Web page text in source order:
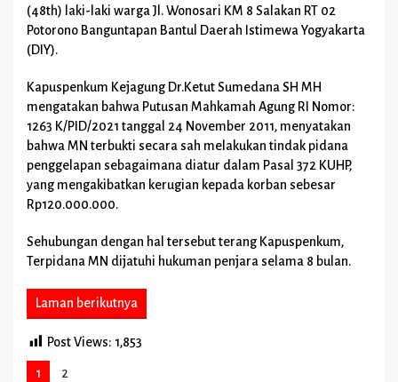
n
g
s
T
i
m
I
n
t
e
j
e
K
e
j
a
g
(48th) laki-laki warga Jl. Wonosari KM 8 Salakan RT 02
Potorono Banguntapan Bantul Daerah Istimewa Yogyakarta
(DIY).
Kapuspenkum Kejagung Dr.Ketut Sumedana SH MH
mengatakan bahwa Putusan Mahkamah Agung RI Nomor:
1263 K/PID/2021 tanggal 24 November 2011, menyatakan
bahwa MN terbukti secara sah melakukan tindak pidana
penggelapan sebagaimana diatur dalam Pasal 372 KUHP,
yang mengakibatkan kerugian kepada korban sebesar
Rp120.000.000.
Sehubungan dengan hal tersebut terang Kapuspenkum,
Terpidana MN dijatuhi hukuman penjara selama 8 bulan.
Laman berikutnya
Post Views: 1,853
1 2